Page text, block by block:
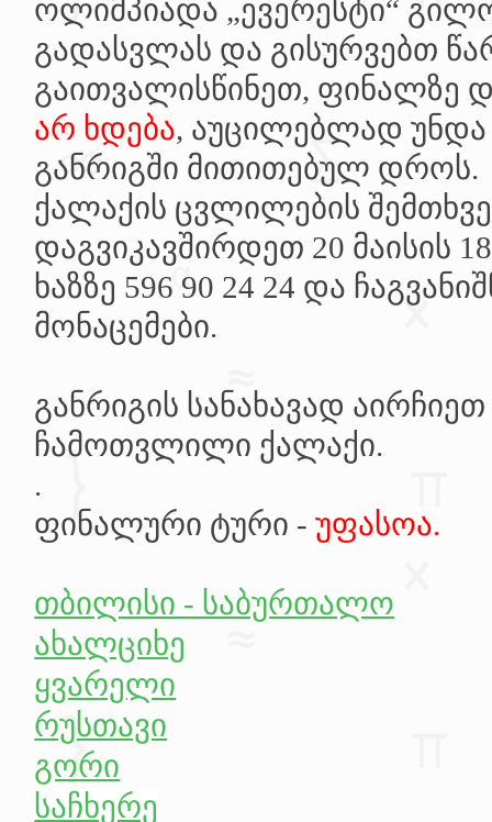
ოლიმპიადა „ევერესტი“
გადასვლას და გისურვებთ
გაითვალისწინეთ, ფინალზე
არ ხდება, აუცილებლად
განრიგში მითითებულ დროს.
ქალაქის ცვლილების
დაგვიკავშირდეთ 20 მაისის
ხაზზე 596 90 24 24 და
მონაცემები.
განრიგის სანახავად
ჩამოთვლილი ქალაქი.
.
ფინალური ტური -უფასოა.
თბილისი - საბურთალო
ახალციხე
ყვარელი
რუსთავი
გორი
საჩხერე